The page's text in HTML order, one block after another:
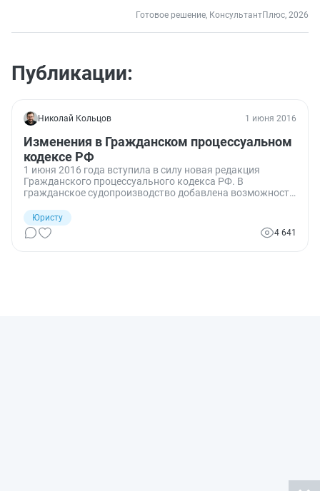
Готовое решение, КонсультантПлюс, 2026
Публикации:
Николай Кольцов 1 июня 2016
Изменения в Гражданском процессуальном
кодексе РФ
1 июня 2016 года вступила в силу новая редакция
Гражданского процессуального кодекса РФ. В
гражданское судопроизводство добавлена возможность
Юристу
4 641